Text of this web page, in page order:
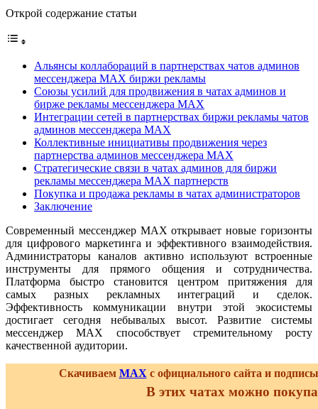
Открой содержание статьи
Альянсы коллабораций в партнерствах чатов админов
мессенджера MAX биржи рекламы
Союзы усилий для продвижения в чатах админов и
бирже рекламы мессенджера MAX
Интеграции сетей в партнерствах биржи рекламы чатов
админов мессенджера MAX
Коллективные инициативы продвижения через
партнерства админов мессенджера MAX
Стратегические связи в чатах админов для биржи
рекламы мессенджера MAX партнерств
Покупка и продажа рекламы в чатах администраторов
Заключение
Современный мессенджер MAX открывает новые горизонты
для цифрового маркетинга и эффективного взаимодействия.
Администраторы каналов активно используют встроенные
инструменты для прямого общения и сотрудничества.
Платформа быстро становится центром притяжения для
самых разных рекламных интеграций и сделок.
Эффективность коммуникации внутри этой экосистемы
достигает сегодня небывалых высот. Развитие системы
мессенджер MAX способствует стремительному росту
качественной аудитории.
Скачиваем MAX с официального сайта и
В этих чатах можно